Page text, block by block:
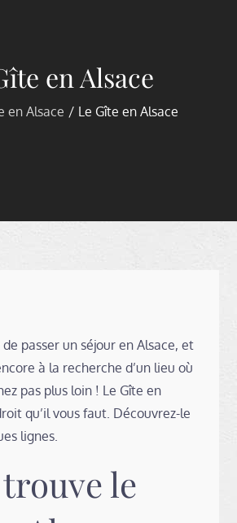
en Alsace
en Alsace Le Gîte en Alsace
passer un séjour en Alsace, et
à la recherche d’un lieu où
pas plus loin ! Le Gîte en
qu’il vous faut. Découvrez-le
lignes.
le